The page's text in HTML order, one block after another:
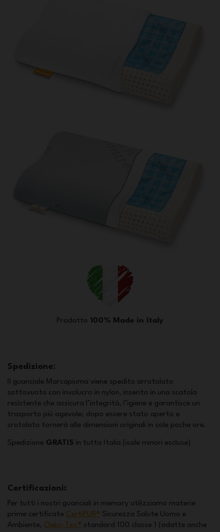
Prodotto 100% Made in Italy
Spedizione:
Il guanciale Marcapiuma viene spedito arrotolato
sottovuoto con involucro in nylon, inserito in una scatola
resistente che assicura l’integrità, l’igiene e garantisce un
trasporto più agevole; dopo essere stato aperto e
srotolato tornerà alle dimensioni originali in sole poche ore.
Spedizione GRATIS in tutta Italia (isole minori escluse)
Certificazioni:
Per tutti i nostri guanciali in memory utilizziamo materie
prime certificate CertiPUR® Sicurezza Salute Uomo e
Ambiente, Oeko-Tex® standard 100 classe 1 (adatte anche